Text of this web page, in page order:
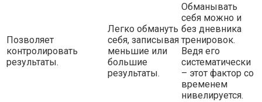
Позволяет
контролировать
результаты.
Легко обмануть
себя, записывая
меньшие или
большие
результаты.
Обманывать
себя можно и
без дневника
тренировок.
Ведя его
систематически
– этот фактор со
временем
нивелируется.